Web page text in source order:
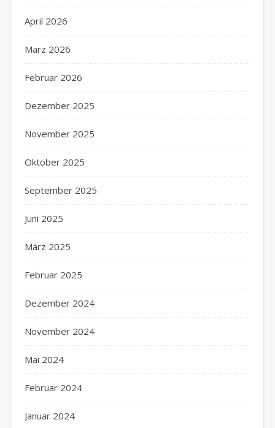
April 2026
März 2026
Februar 2026
Dezember 2025
November 2025
Oktober 2025
September 2025
Juni 2025
März 2025
Februar 2025
Dezember 2024
November 2024
Mai 2024
Februar 2024
Januar 2024